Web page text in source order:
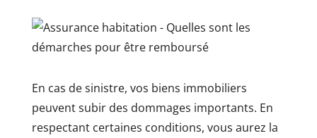
En cas de sinistre, vos biens immobiliers
peuvent subir des dommages importants. En
respectant certaines conditions, vous aurez la